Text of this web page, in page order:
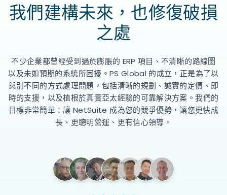
我們建構未來，也修復破損
之處
不少企業都曾經受到過於膨脹的 ERP 項目、不清晰的路線圖
以及未如預期的系統所困擾。PS Global 的成立，正是為了以
與別不同的方式處理問題，包括清晰的規劃、誠實的定價、即
時的支援，以及植根於真實亞太經驗的可靠解決方案。我們的
目標非常簡單：讓 NetSuite 成為您的競爭優勢，讓您更快成
長、更聰明營運、更有信心領導。